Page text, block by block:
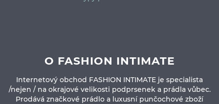
O FASHION INTIMATE
Internetový obchod FASHION INTIMATE je specialista
/nejen / na okrajové velikosti podprsenek a prádla vůbec.
Prodává značkové prádlo a luxusní punčochové zboží